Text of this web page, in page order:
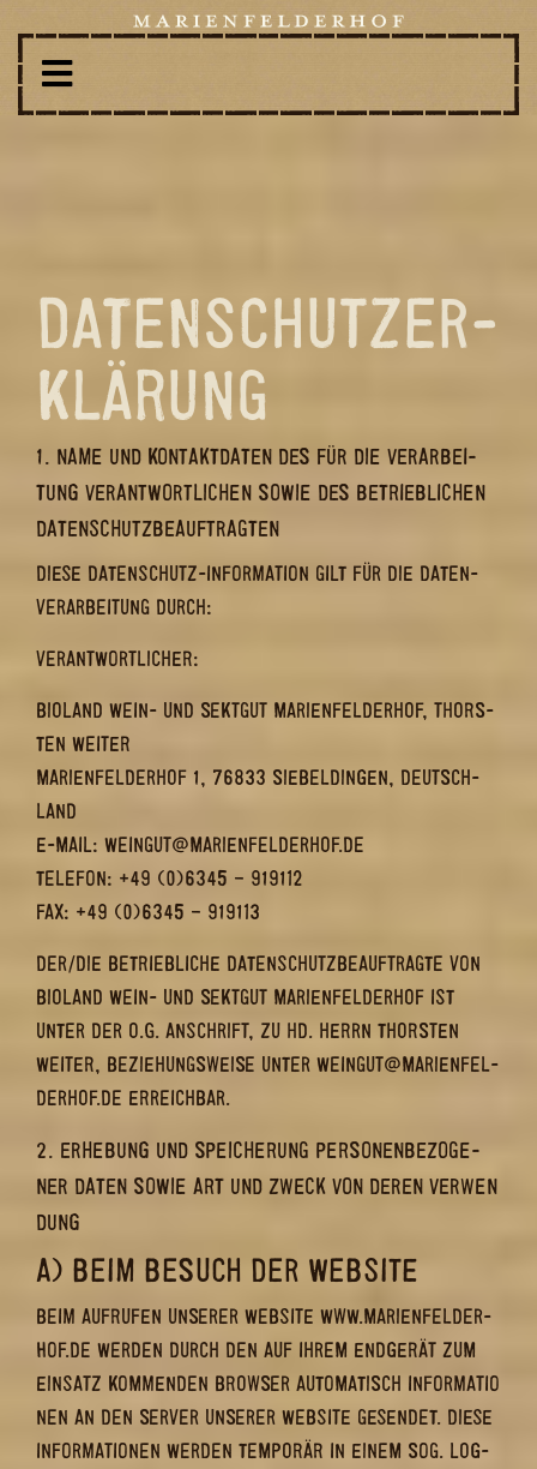
DA­TEN­SCHUTZ­ER­
KLÄ­RUNG
1. NAME UND KON­TAKT­DA­TEN DES FÜR DIE VER­AR­BEI­
TUNG VER­ANT­WORT­LI­CHEN SOWIE DES BE­TRIEB­LI­CHEN
DA­TEN­SCHUTZ­BE­AUF­TRAG­TEN
DIESE DATENSCHUTZ-​​IN­FOR­MA­TI­ON GILT FÜR DIE DA­TEN­
VER­AR­BEI­TUNG DURCH:
VER­ANT­WORT­LI­CHER:
BIO­LAND WEIN- UND SEKT­GUT MA­RI­EN­FEL­DER­HOF, THORS­
TEN WEI­TER
MA­RI­EN­FEL­DER­HOF 1, 76833 SIE­BEL­DIN­GEN, DEUTSCH­
LAND
E-​MAIL: WEIN­GUT@MA­RI­EN­FEL­DER­HOF.DE
TE­LE­FON: +49 (0)6345 – 919112
FAX: +49 (0)6345 – 919113
DER/DIE BE­TRIEB­LI­CHE DA­TEN­SCHUTZ­BE­AUF­TRAG­TE VON
BIO­LAND WEIN- UND SEKT­GUT MA­RI­EN­FEL­DER­HOF IST
UNTER DER O.G. AN­SCHRIFT, ZU HD. HERRN THORS­TEN
WEI­TER, BE­ZIE­HUNGS­WEI­SE UNTER WEIN­GUT@MA­RI­EN­FEL­
DER­HOF.DE ER­REICH­BAR.
2. ER­HE­BUNG UND SPEI­CHE­RUNG PER­SO­NEN­BE­ZO­GE­
NER DATEN SOWIE ART UND ZWECK VON DEREN VER­WEN­
DUNG
A) BEIM BE­SUCH DER WEB­SITE
BEIM AUF­RU­FEN UN­SE­RER WEB­SITE WWW.MA­RI­EN­FEL­DER­
HOF.DE WER­DEN DURCH DEN AUF IHREM END­GE­RÄT ZUM
EIN­SATZ KOM­MEN­DEN BROW­SER AU­TO­MA­TISCH IN­FOR­MA­TIO­
NEN AN DEN SER­VER UN­SE­RER WEB­SITE GE­SEN­DET. DIESE
IN­FOR­MA­TIO­NEN WER­DEN TEM­PO­RÄR IN EINEM SOG. LOG­